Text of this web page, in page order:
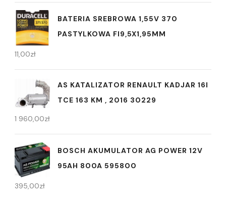
BATERIA SREBROWA 1,55V 370
PASTYLKOWA FI9,5X1,95MM
11,00zł
AS KATALIZATOR RENAULT KADJAR 16I
TCE 163 KM , 2016 30229
1 960,00zł
BOSCH AKUMULATOR AG POWER 12V
95AH 800A 595800
395,00zł